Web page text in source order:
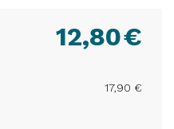
€
12,80
17,90 €